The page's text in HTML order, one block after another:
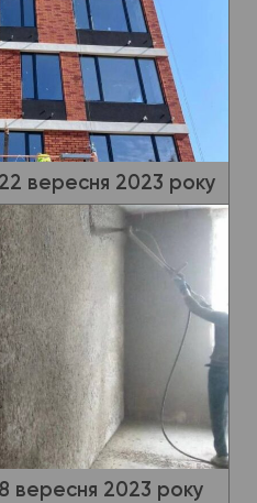
вересня 2023 року
вересня 2023 року